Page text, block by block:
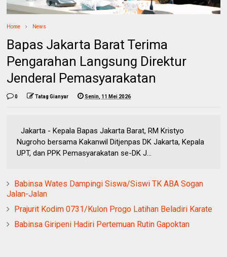
Home News
Bapas Jakarta Barat Terima
Pengarahan Langsung Direktur
Jenderal Pemasyarakatan
0 Tatag Gianyar Senin, 11 Mei 2026
Jakarta - Kepala Bapas Jakarta Barat, RM Kristyo
Nugroho bersama Kakanwil Ditjenpas DK Jakarta, Kepala
UPT, dan PPK Pemasyarakatan se-DK J...
Babinsa Wates Dampingi Siswa/Siswi TK ABA Sogan
Jalan-Jalan
Prajurit Kodim 0731/Kulon Progo Latihan Beladiri Karate
Babinsa Giripeni Hadiri Pertemuan Rutin Gapoktan